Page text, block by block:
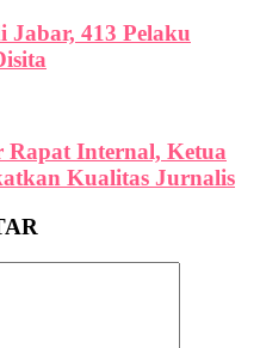
Jabar, 413 Pelaku
Rapat Internal, Ketua
Kualitas Jurnalis